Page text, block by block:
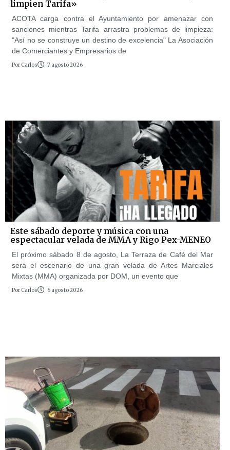
limpien Tarifa»
ACOTA carga contra el Ayuntamiento por amenazar con
sanciones mientras Tarifa arrastra problemas de limpieza:
"Así no se construye un destino de excelencia" La Asociación
de Comerciantes y Empresarios de
Por Carlos 7 agosto 2026
Este sábado deporte y música con una
espectacular velada de MMA y Rigo Pex-MENEO
El próximo sábado 8 de agosto, La Terraza de Café del Mar
será el escenario de una gran velada de Artes Marciales
Mixtas (MMA) organizada por DOM, un evento que
Por Carlos 6 agosto 2026